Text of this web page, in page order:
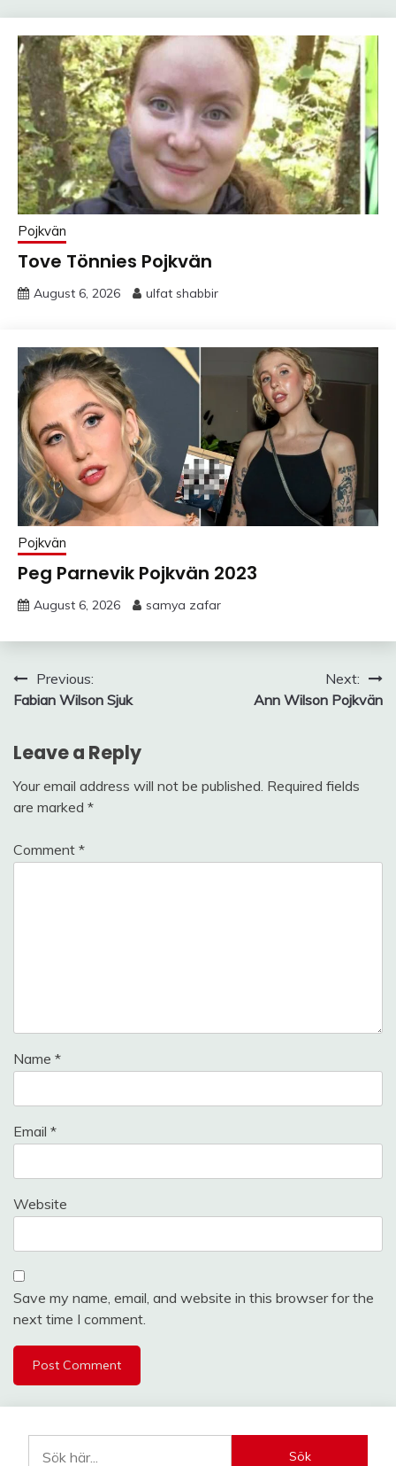
Pojkvän
Tove Tönnies Pojkvän
August 6, 2026 ulfat shabbir
Pojkvän
Peg Parnevik Pojkvän 2023
August 6, 2026 samya zafar
Post
navigation
Previous:
Fabian Wilson Sjuk
Next:
Ann Wilson Pojkvän
Leave a Reply
Your email address will not be published. Required fields
are marked *
Comment *
Name *
Email *
Website
Save my name, email, and website in this browser for the
next time I comment.
Sök